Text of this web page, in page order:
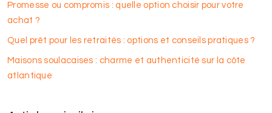
Promesse ou compromis : quelle option choisir pour votre
achat ?
Quel prêt pour les retraités : options et conseils pratiques ?
Maisons soulacaises : charme et authenticité sur la côte
atlantique